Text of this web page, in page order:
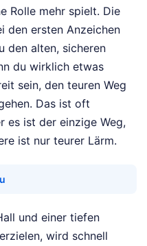
Rolle mehr spielt. Die
den ersten Anzeichen
den alten, sicheren
du wirklich etwas
sein, den teuren Weg
Das ist oft
es ist der einzige Weg,
ist nur teurer Lärm.
und einer tiefen
wird schnell